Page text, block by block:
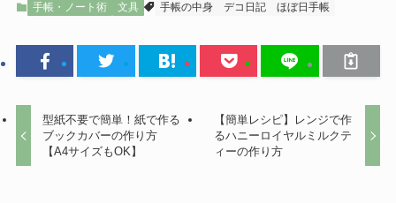
手帳・ノート術 文具 手帳の中身 デコ日記 ほぼ日手帳
型紙不要で簡単！紙で作る
ブックカバーの作り方
【A4サイズもOK】
【簡単レシピ】レンジで作
るハニーロイヤルミルクテ
ィーの作り方